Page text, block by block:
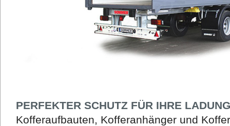
PERFEKTER SCHUTZ FÜR IHRE LADUNG
Kofferaufbauten, Kofferanhänger und